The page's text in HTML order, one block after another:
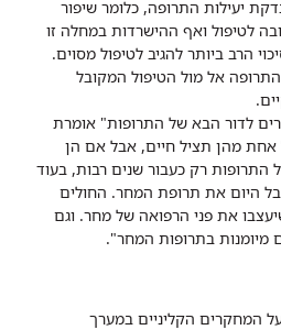
פאזה 2 ופאזה 3: נבדקת יעילות התרופה, כלומר שיפור
לטיפול ואף ההישרדות במחלה זו
הרב ביותר להגיב לטיפול מסוים.
אל מול הטיפול המקובל
לדור הבא של התרופות" אומרת
מהן תציל חיים, אבל אם הן
התרופות רק כעבור שנים רבות, בעוד
היום את תרופת המחר. החולים
את פני הרפואה של מחר. וגם
מיומנות בתרופות המחר".
המחקרים הקליניים במערך